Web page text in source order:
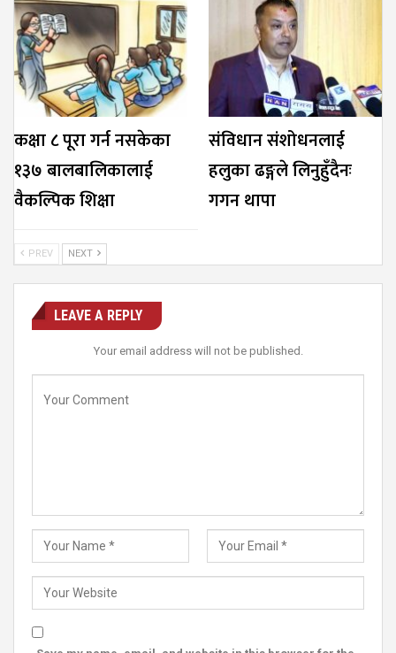
कक्षा ८ पूरा गर्न नसकेका
१३७ बालबालिकालाई
वैकल्पिक शिक्षा
संविधान संशोधनलाई
हलुका ढङ्गले लिनुहुँदैनः
गगन थापा
PREV NEXT
LEAVE A REPLY
Your email address will not be published.